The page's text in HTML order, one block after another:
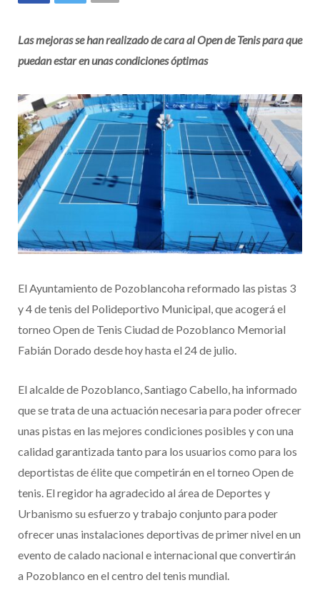
Las mejoras se han realizado de cara al Open de Tenis para que
puedan estar en unas condiciones óptimas
El Ayuntamiento de Pozoblancoha reformado las pistas 3
y 4 de tenis del Polideportivo Municipal, que acogerá el
torneo Open de Tenis Ciudad de Pozoblanco Memorial
Fabián Dorado desde hoy hasta el 24 de julio.
El alcalde de Pozoblanco, Santiago Cabello, ha informado
que se trata de una actuación necesaria para poder ofrecer
unas pistas en las mejores condiciones posibles y con una
calidad garantizada tanto para los usuarios como para los
deportistas de élite que competirán en el torneo Open de
tenis. El regidor ha agradecido al área de Deportes y
Urbanismo su esfuerzo y trabajo conjunto para poder
ofrecer unas instalaciones deportivas de primer nivel en un
evento de calado nacional e internacional que convertirán
a Pozoblanco en el centro del tenis mundial.